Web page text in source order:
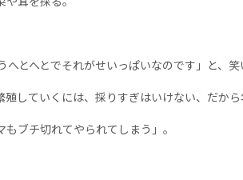
とへとでそれがせいっぱいなのです」と、
していくには、採りすぎはいけない、だから
ブチ切れてやられてしまう」。